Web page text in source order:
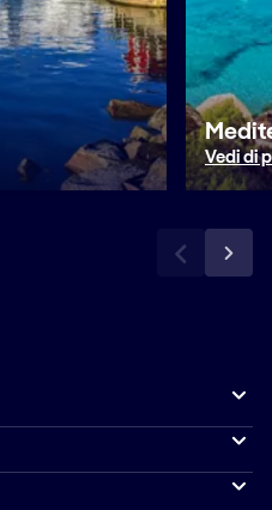
Vedi di